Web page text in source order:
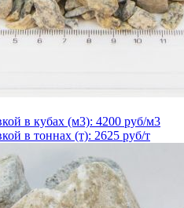
в кубах (м3): 4200 руб/м3
в тоннах (т): 2625 руб/т